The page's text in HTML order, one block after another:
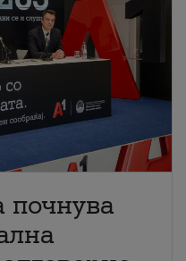
почнува